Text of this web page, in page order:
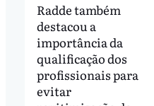
Radde também
destacou a
importância da
qualificação dos
profissionais para
evitar